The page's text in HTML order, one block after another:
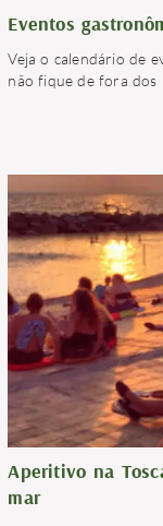
Eventos
Veja o calendário de
não fique de fora dos
Aperitivo na
mar